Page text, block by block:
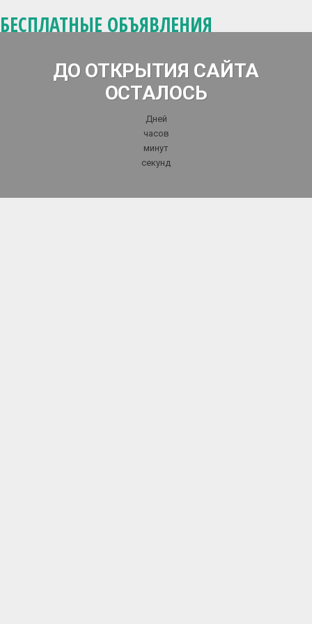
БЕСПЛАТНЫЕ ОБЪЯВЛЕНИЯ
ДО ОТКРЫТИЯ САЙТА
ОСТАЛОСЬ
Дней
часов
минут
секунд